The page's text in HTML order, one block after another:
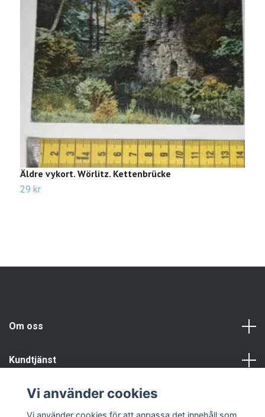
Äldre vykort. Wörlitz. Kettenbrücke
29 kr
Om oss
Kundtjänst
Vi använder cookies
Vi använder cookies för att anpassa det innehåll som